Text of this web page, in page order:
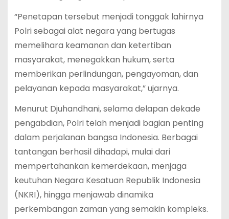
“Penetapan tersebut menjadi tonggak lahirnya
Polri sebagai alat negara yang bertugas
memelihara keamanan dan ketertiban
masyarakat, menegakkan hukum, serta
memberikan perlindungan, pengayoman, dan
pelayanan kepada masyarakat,” ujarnya.
Menurut Djuhandhani, selama delapan dekade
pengabdian, Polri telah menjadi bagian penting
dalam perjalanan bangsa Indonesia. Berbagai
tantangan berhasil dihadapi, mulai dari
mempertahankan kemerdekaan, menjaga
keutuhan Negara Kesatuan Republik Indonesia
(NKRI), hingga menjawab dinamika
perkembangan zaman yang semakin kompleks.